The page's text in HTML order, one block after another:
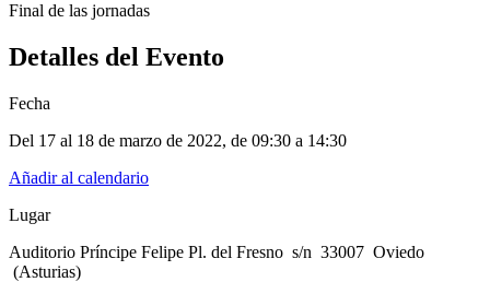
Final de las jornadas
Detalles del Evento
Fecha
Del 17 al 18 de marzo de 2022, de 09:30 a 14:30
Añadir al calendario
Lugar
Auditorio Príncipe Felipe Pl. del Fresno s/n 33007 Oviedo
(Asturias)